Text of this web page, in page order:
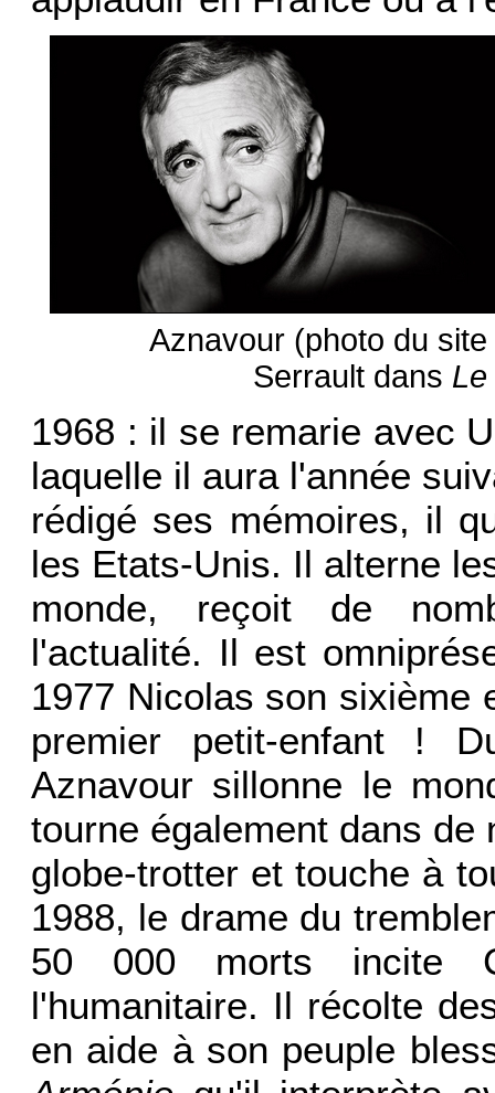
Aznavour (photo
Serrault dans
1968 : il se remarie avec
laquelle il aura l'année
rédigé ses mémoires, il
les Etats-Unis. Il alterne
monde, reçoit de
l'actualité. Il est
1977 Nicolas son sixième
premier petit-enfant !
Aznavour sillonne le
tourne également dans
globe-trotter et touche à
1988, le drame du
50 000 morts incite
l'humanitaire. Il récolte
en aide à son peuple